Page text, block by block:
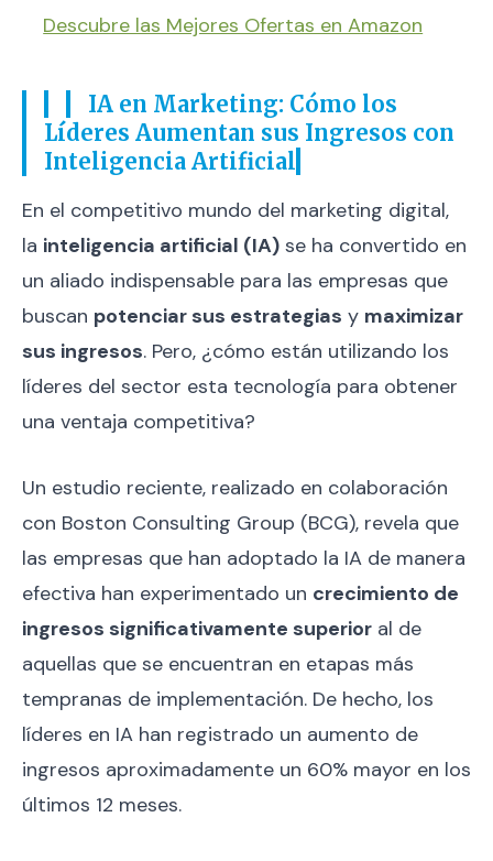
Descubre las Mejores Ofertas en Amazon
IA en Marketing: Cómo los
Líderes Aumentan sus Ingresos con
Inteligencia Artificial
En el competitivo mundo del marketing digital,
la inteligencia artificial (IA) se ha convertido en
un aliado indispensable para las empresas que
buscan potenciar sus estrategias y maximizar
sus ingresos. Pero, ¿cómo están utilizando los
líderes del sector esta tecnología para obtener
una ventaja competitiva?
Un estudio reciente, realizado en colaboración
con Boston Consulting Group (BCG), revela que
las empresas que han adoptado la IA de manera
efectiva han experimentado un crecimiento de
ingresos significativamente superior al de
aquellas que se encuentran en etapas más
tempranas de implementación. De hecho, los
líderes en IA han registrado un aumento de
ingresos aproximadamente un 60% mayor en los
últimos 12 meses.